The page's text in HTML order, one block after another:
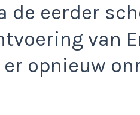
de eerder
van
er opnieuw